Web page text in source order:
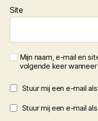
Site
Mijn naam, e-mail en
volgende keer
Stuur mij een e-mail
Stuur mij een e-mail